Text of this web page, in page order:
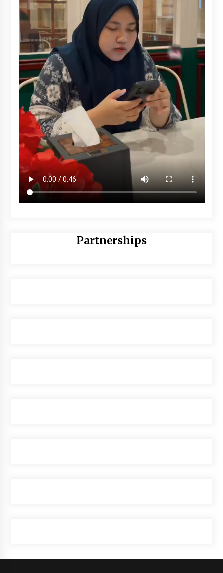
Partnerships